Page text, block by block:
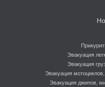
Эвакуация
Эвакуация
Эвакуация
Эвакуация джипов,